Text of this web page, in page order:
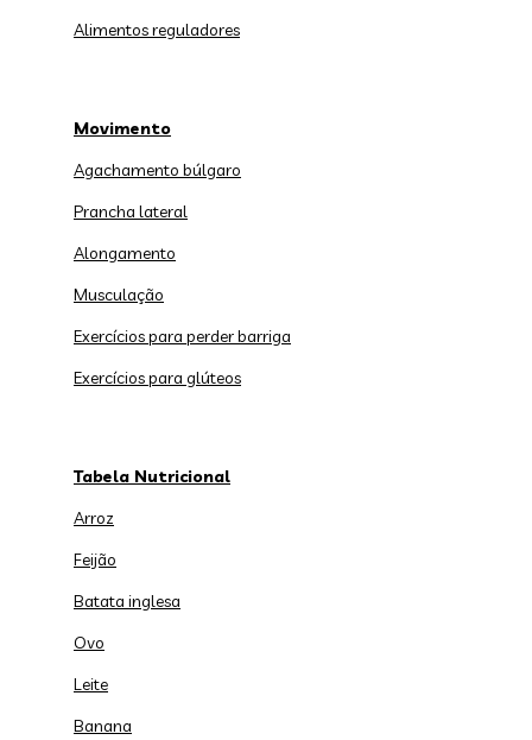
Alimentos reguladores
Movimento
Agachamento búlgaro
Prancha lateral
Alongamento
Musculação
Exercícios para perder barriga
Exercícios para glúteos
Tabela Nutricional
Arroz
Feijão
Batata inglesa
Ovo
Leite
Banana